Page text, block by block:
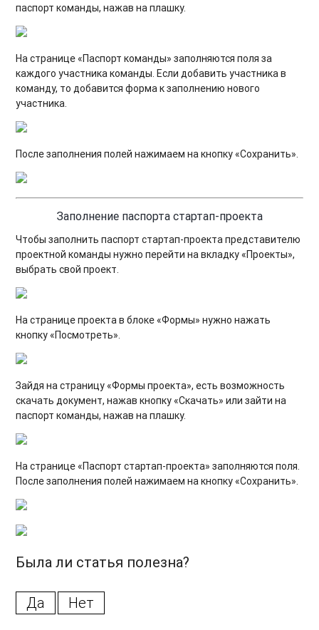
паспорт команды, нажав на плашку.
На странице «Паспорт команды» заполняются поля за
каждого участника команды. Если добавить участника в
команду, то добавится форма к заполнению нового
участника.
После заполнения полей нажимаем на кнопку «Сохранить».
Заполнение паспорта стартап-проекта
Чтобы заполнить паспорт стартап-проекта представителю
проектной команды нужно перейти на вкладку «Проекты»,
выбрать свой проект.
На странице проекта в блоке «Формы» нужно нажать
кнопку «Посмотреть».
Зайдя на страницу «Формы проекта», есть возможность
скачать документ, нажав кнопку «Скачать» или зайти на
паспорт команды, нажав на плашку.
На странице «Паспорт стартап-проекта» заполняются поля.
После заполнения полей нажимаем на кнопку «Сохранить».
Была ли статья полезна?
Да Нет